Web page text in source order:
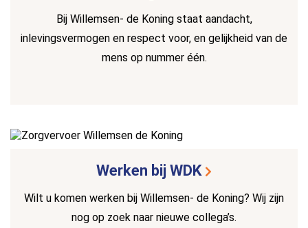
Bij Willemsen- de Koning staat aandacht,
inlevingsvermogen en respect voor, en gelijkheid van de
mens op nummer één.
Werken bij WDK
Wilt u komen werken bij Willemsen- de Koning? Wij zijn
nog op zoek naar nieuwe collega’s.